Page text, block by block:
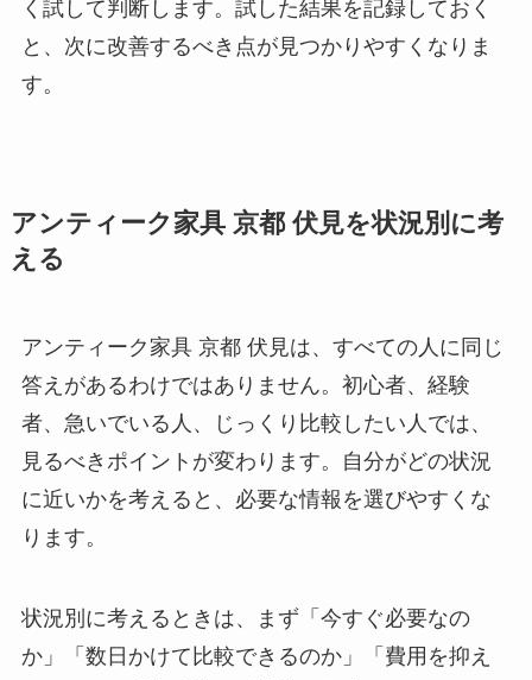
く試して判断します。試した結果を記録しておく
と、次に改善するべき点が見つかりやすくなりま
す。
アンティーク家具 京都 伏見を状況別に考
える
アンティーク家具 京都 伏見は、すべての人に同じ
答えがあるわけではありません。初心者、経験
者、急いでいる人、じっくり比較したい人では、
見るべきポイントが変わります。自分がどの状況
に近いかを考えると、必要な情報を選びやすくな
ります。
状況別に考えるときは、まず「今すぐ必要なの
か」「数日かけて比較できるのか」「費用を抑え